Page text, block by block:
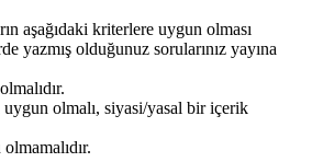
aşağıdaki kriterlere uygun olması
yazmış olduğunuz sorularınız yayına
olmalı, siyasi/yasal bir içerik